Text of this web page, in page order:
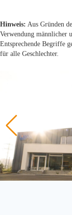
Hinweis: Aus Gründen
Verwendung männlicher
Entsprechende Begriffe
für alle Geschlechter.